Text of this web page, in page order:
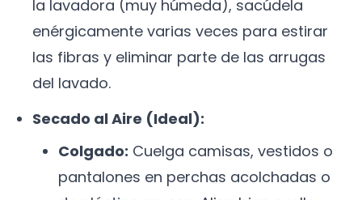
la lavadora (muy húmeda), sacúdela
enérgicamente varias veces para estirar
las fibras y eliminar parte de las arrugas
del lavado.
Secado al Aire (Ideal):
Colgado: Cuelga camisas, vestidos o
pantalones en perchas acolchadas o